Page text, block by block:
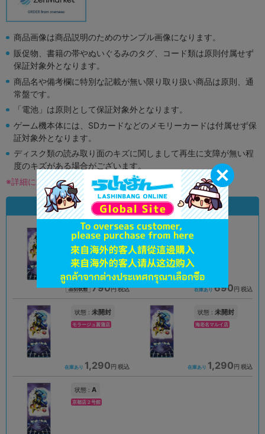
商品画像は商品説明のためのサンプル画像になります。
販促物、書籍の帯やぬいぐるみのタグ、コード類は原則付属せず
保証対象外となります。
商品名や備考欄に特別な記載が無い限り取り扱い商品は原則、通
常盤です。
「電池」は原則として保証対象外となります。
ゲーム機本体には、SDカードなどのメモリーカードは付属せず保
証対象外となります。
ディスク類の読み取り面のキズに関しまして再生に支障が無い程
度のキズがある場合がございます。
※詳細につきましてはコチラ
状態違いの同一商品
状態 :A
オンライン
品切状態 790円 税込 在庫あり 690円 税込
状態 : 未開封
モラージュ菖蒲店
在庫あり 1,290円 税込
状態 : 未開封
海老名マルイ店
在庫あり 1,290円 税込
状態 : A
京都店２号館